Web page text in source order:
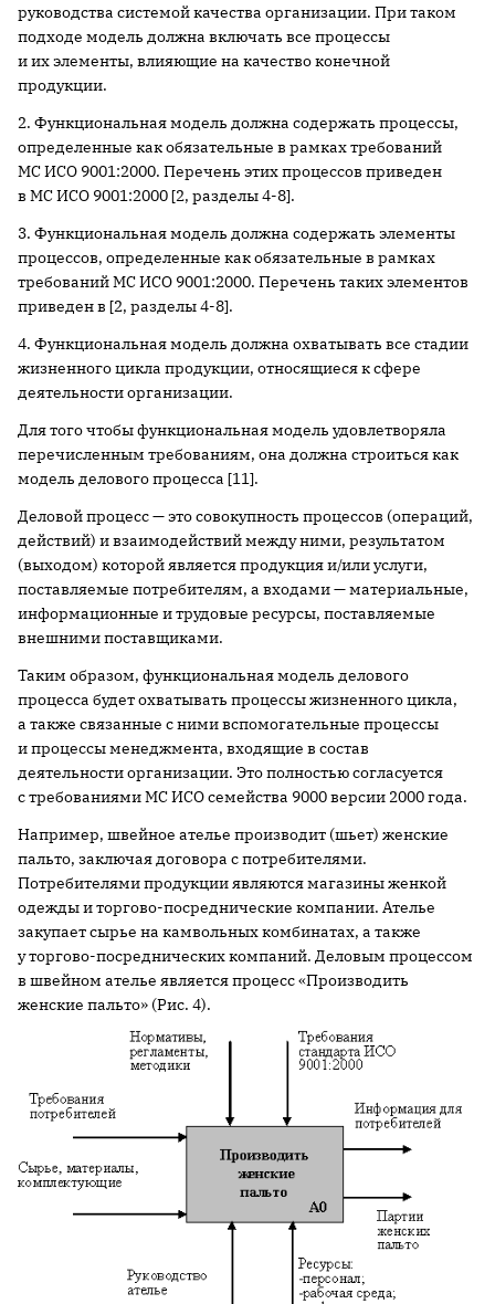
руководства системой качества организации. При таком
подходе модель должна включать все процессы
и их элементы, влияющие на качество конечной
продукции.
2. Функциональная модель должна содержать процессы,
определенные как обязательные в рамках требований
МС ИСО 9001:2000. Перечень этих процессов приведен
в МС ИСО 9001:2000 [2, разделы 4-8].
3. Функциональная модель должна содержать элементы
процессов, определенные как обязательные в рамках
требований МС ИСО 9001:2000. Перечень таких элементов
приведен в [2, разделы 4-8].
4. Функциональная модель должна охватывать все стадии
жизненного цикла продукции, относящиеся к сфере
деятельности организации.
Для того чтобы функциональная модель удовлетворяла
перечисленным требованиям, она должна строиться как
модель делового процесса [11].
Деловой процесс — это совокупность процессов (операций,
действий) и взаимодействий между ними, результатом
(выходом) которой является продукция и/или услуги,
поставляемые потребителям, а входами — материальные,
информационные и трудовые ресурсы, поставляемые
внешними поставщиками.
Таким образом, функциональная модель делового
процесса будет охватывать процессы жизненного цикла,
а также связанные с ними вспомогательные процессы
и процессы менеджмента, входящие в состав
деятельности организации. Это полностью согласуется
с требованиями МС ИСО семейства 9000 версии 2000 года.
Например, швейное ателье производит (шьет) женские
пальто, заключая договора с потребителями.
Потребителями продукции являются магазины женкой
одежды и торгово-посреднические компании. Ателье
закупает сырье на камвольных комбинатах, а также
у торгово-посреднических компаний. Деловым процессом
в швейном ателье является процесс «Производить
женские пальто» (Рис. 4).